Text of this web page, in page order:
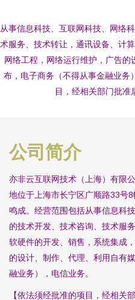
从事信息科技、互联网科技、网络
术服务、技术转让，通讯设备、计
网络工程，网络运行维护，广告
布，电子商务（不得从事金融业务
目，经相关部门批准
公司简介
亦非云互联网技术（上海）有限
地位于上海市长宁区广顺路33号
鸣成。经营范围包括从事信息科
的技术开发、技术咨询、技术服
软硬件的开发、销售，系统集成
的设计、制作、代理、利用自有
融业务），电信业务。
【依法须经批准的项目，经相关